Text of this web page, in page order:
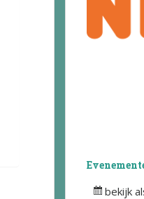
bekijk